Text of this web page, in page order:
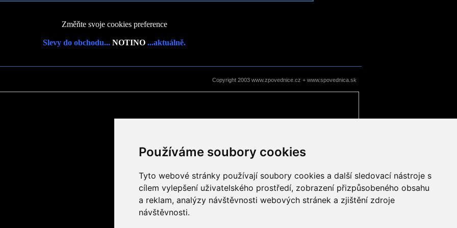
Používáme soubory cookies
Tyto webové stránky používají soubory cookies a další sledovací nástroje s
cílem vylepšení uživatelského prostředí, zobrazení přizpůsobeného obsahu
a reklam, analýzy návštěvnosti webových stránek a zjištění zdroje
návštěvnosti.
Změňte svoje cookies preference
Slevy do obchodu... NOTINO ...aktuálně.
Copyright 2003 www.zpovednice.cz + www.spovednica.sk